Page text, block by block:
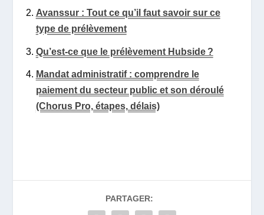
Avanssur : Tout ce qu’il faut savoir sur ce
type de prélèvement
Qu’est-ce que le prélèvement Hubside ?
Mandat administratif : comprendre le
paiement du secteur public et son déroulé
(Chorus Pro, étapes, délais)
PARTAGER: